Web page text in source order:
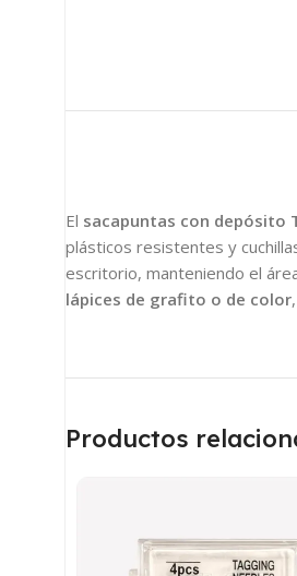
El sacapuntas con depósito
plásticos resistentes y
escritorio, manteniendo el
lápices de grafito o de color
Productos